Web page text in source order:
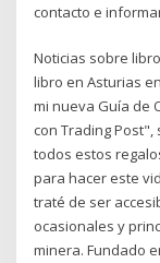
contacto e
Noticias sobre
libro en Asturias
mi nueva Guía de
con Trading
todos estos
para hacer este
traté de ser
ocasionales y
minera. Fundado